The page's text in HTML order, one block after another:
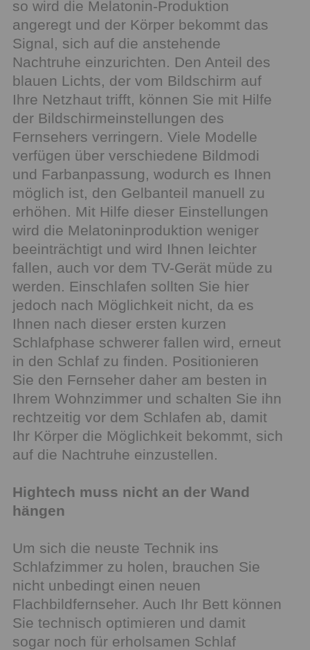
so wird die Melatonin-Produktion
angeregt und der Körper bekommt das
Signal, sich auf die anstehende
Nachtruhe einzurichten. Den Anteil des
blauen Lichts, der vom Bildschirm auf
Ihre Netzhaut trifft, können Sie mit Hilfe
der Bildschirmeinstellungen des
Fernsehers verringern. Viele Modelle
verfügen über verschiedene Bildmodi
und Farbanpassung, wodurch es Ihnen
möglich ist, den Gelbanteil manuell zu
erhöhen. Mit Hilfe dieser Einstellungen
wird die Melatoninproduktion weniger
beeinträchtigt und wird Ihnen leichter
fallen, auch vor dem TV-Gerät müde zu
werden. Einschlafen sollten Sie hier
jedoch nach Möglichkeit nicht, da es
Ihnen nach dieser ersten kurzen
Schlafphase schwerer fallen wird, erneut
in den Schlaf zu finden. Positionieren
Sie den Fernseher daher am besten in
Ihrem Wohnzimmer und schalten Sie ihn
rechtzeitig vor dem Schlafen ab, damit
Ihr Körper die Möglichkeit bekommt, sich
auf die Nachtruhe einzustellen.
Hightech muss nicht an der Wand
hängen
Um sich die neuste Technik ins
Schlafzimmer zu holen, brauchen Sie
nicht unbedingt einen neuen
Flachbildfernseher. Auch Ihr Bett können
Sie technisch optimieren und damit
sogar noch für erholsamen Schlaf